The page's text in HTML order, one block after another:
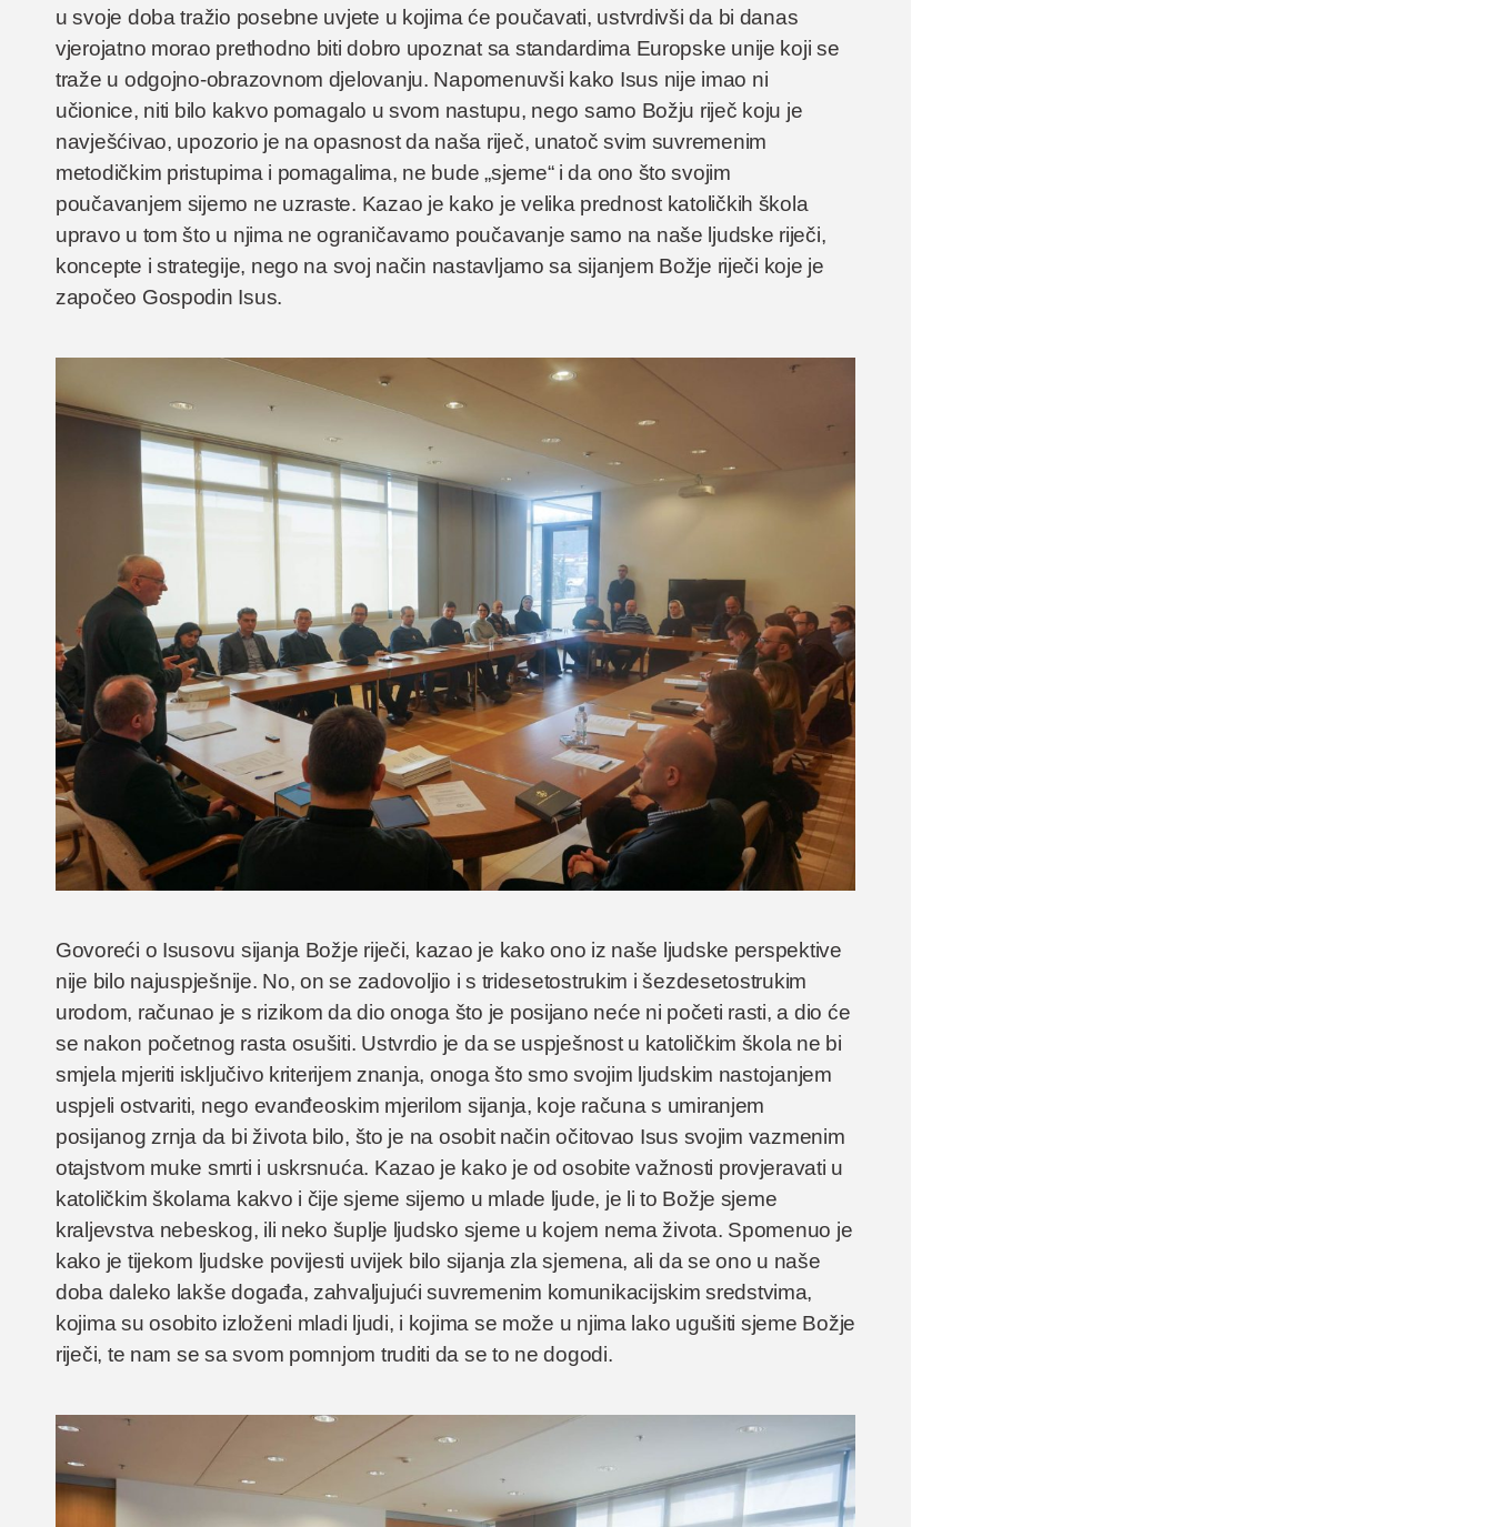
u svoje doba tražio posebne uvjete u kojima će poučavati, ustvrdivši da bi danas
vjerojatno morao prethodno biti dobro upoznat sa standardima Europske unije koji se
traže u odgojno-obrazovnom djelovanju. Napomenuvši kako Isus nije imao ni
učionice, niti bilo kakvo pomagalo u svom nastupu, nego samo Božju riječ koju je
navješćivao, upozorio je na opasnost da naša riječ, unatoč svim suvremenim
metodičkim pristupima i pomagalima, ne bude „sjeme“ i da ono što svojim
poučavanjem sijemo ne uzraste. Kazao je kako je velika prednost katoličkih škola
upravo u tom što u njima ne ograničavamo poučavanje samo na naše ljudske riječi,
koncepte i strategije, nego na svoj način nastavljamo sa sijanjem Božje riječi koje je
započeo Gospodin Isus.
Govoreći o Isusovu sijanja Božje riječi, kazao je kako ono iz naše ljudske perspektive
nije bilo najuspješnije. No, on se zadovoljio i s tridesetostrukim i šezdesetostrukim
urodom, računao je s rizikom da dio onoga što je posijano neće ni početi rasti, a dio će
se nakon početnog rasta osušiti. Ustvrdio je da se uspješnost u katoličkim škola ne bi
smjela mjeriti isključivo kriterijem znanja, onoga što smo svojim ljudskim nastojanjem
uspjeli ostvariti, nego evanđeoskim mjerilom sijanja, koje računa s umiranjem
posijanog zrnja da bi života bilo, što je na osobit način očitovao Isus svojim vazmenim
otajstvom muke smrti i uskrsnuća. Kazao je kako je od osobite važnosti provjeravati u
katoličkim školama kakvo i čije sjeme sijemo u mlade ljude, je li to Božje sjeme
kraljevstva nebeskog, ili neko šuplje ljudsko sjeme u kojem nema života. Spomenuo je
kako je tijekom ljudske povijesti uvijek bilo sijanja zla sjemena, ali da se ono u naše
doba daleko lakše događa, zahvaljujući suvremenim komunikacijskim sredstvima,
kojima su osobito izloženi mladi ljudi, i kojima se može u njima lako ugušiti sjeme Božje
riječi, te nam se sa svom pomnjom truditi da se to ne dogodi.